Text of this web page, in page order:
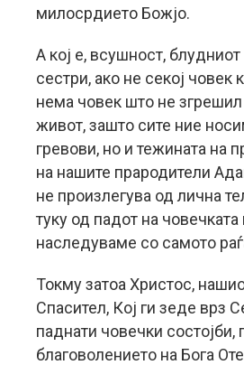
милосрдието Божјо.
А кој е, всушност, блудниот
сестри, ако не секој човек
нема човек што не згрешил
живот, зашто сите ние
гревови, но и тежината на
на нашите прародители
не произлегува од лична
туку од падот на човечката
наследуваме со самото
Токму затоа Христос,
Спасител, Кој ги зеде врз
паднати човечки состојби,
благоволението на Бога